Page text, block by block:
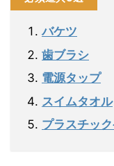
バケツ
歯ブラシ
電源タップ
スイムタオル
プラスチッ